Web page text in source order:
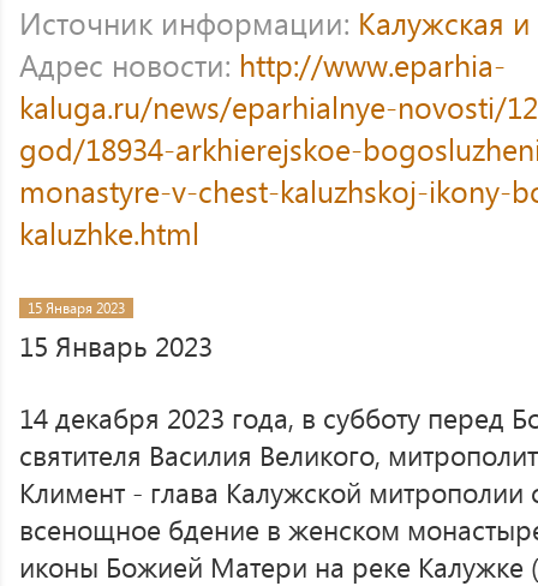
Источник информации: Калужская
Адрес новости: http://www.eparhia-
kaluga.ru/news/eparhialnye-novosti/
god/18934-arkhierejskoe-
monastyre-v-chest-kaluzhskoj-ikony-
kaluzhke.html
15 Января 2023
15 Январь 2023
14 декабря 2023 года, в субботу перед
святителя Василия Великого,
Климент - глава Калужской
всенощное бдение в женском
иконы Божией Матери на реке Калужке